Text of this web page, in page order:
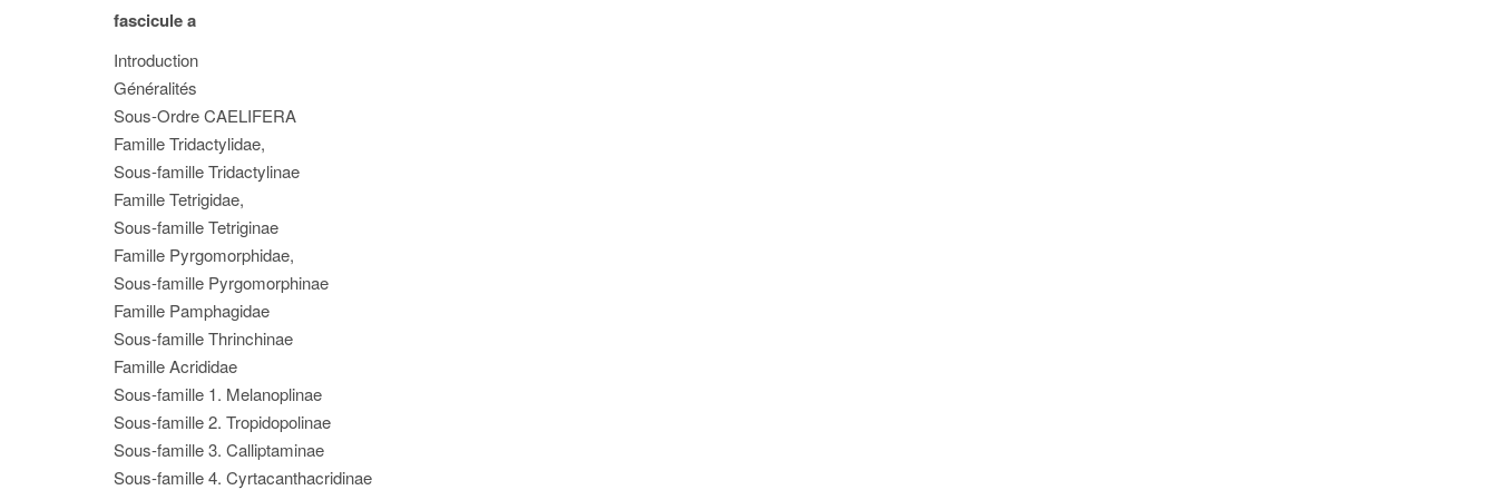
fascicule a
Introduction
Généralités
Sous-Ordre CAELIFERA
Famille Tridactylidae,
Sous-famille Tridactylinae
Famille Tetrigidae,
Sous-famille Tetriginae
Famille Pyrgomorphidae,
Sous-famille Pyrgomorphinae
Famille Pamphagidae
Sous-famille Thrinchinae
Famille Acrididae
Sous-famille 1. Melanoplinae
Sous-famille 2. Tropidopolinae
Sous-famille 3. Calliptaminae
Sous-famille 4. Cyrtacanthacridinae